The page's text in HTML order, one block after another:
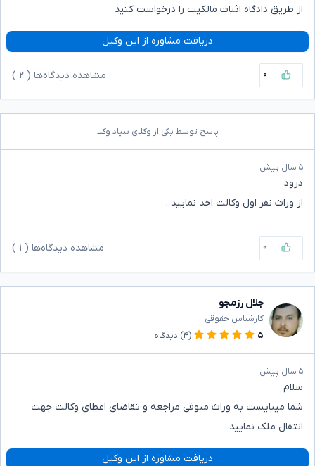
از طریق دادگاه اثبات مالکیت را درخواست کنید
دریافت مشاوره از این وکیل
۰ مشاهده دیدگاه‌ها ( ۲
پاسخ توسط یکی از وکلای بنیاد وکلا
۵ سال پیش
درود
از وراث نفر اول وکالت اخذ نمایید .
۰ مشاهده دیدگاه‌ها ( ۱
جلال رزمجو
کارشناس حقوقی
۵
(۴) دیدگاه
۵ سال پیش
سلام
شما میبایست به وراث متوفی مراجعه و تقاضای اعطای وکالت جهت
انتقال ملک نمایید
دریافت مشاوره از این وکیل